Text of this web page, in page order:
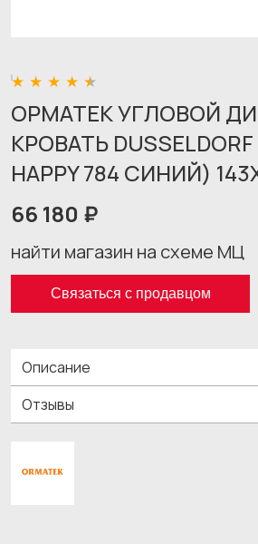
ОРМАТЕК УГЛОВОЙ
КРОВАТЬ
HAPPY 784 СИНИЙ)
66 180 ₽
найти магазин на схеме МЦ
Связаться с продавцом
Описание
Отзывы